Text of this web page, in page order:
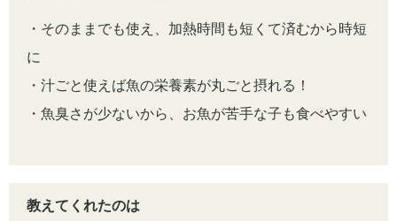
・そのままでも使え、加熱時間も短くて済むから時短
に
・汁ごと使えば魚の栄養素が丸ごと摂れる！
・魚臭さが少ないから、お魚が苦手な子も食べやすい
教えてくれたのは